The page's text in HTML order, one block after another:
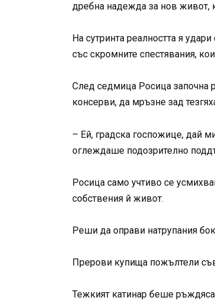
дребна надежда за нов живот,
На сутринта реалността я
със скромните спестявания,
След седмица Росица започна
консерви, да мръзне зад
– Ей, градска госпожице, дай
оглеждаше подозрително
Росица само учтиво се
собствения й живот.
Реши да оправи натрупания
Прерови купища пожълтели
Тежкият катинар беше